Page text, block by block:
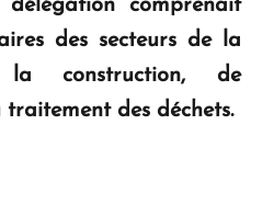
comprenait
des secteurs de la
construction, de
des déchets.